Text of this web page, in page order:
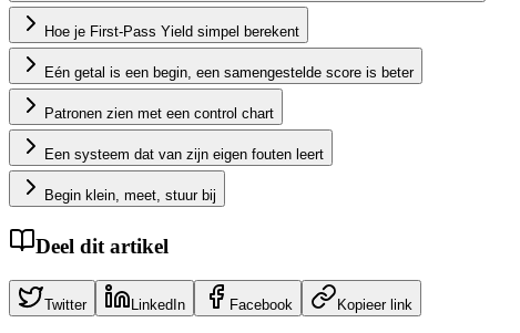
Hoe je First-Pass Yield simpel berekent
Eén getal is een begin, een samengestelde score is beter
Patronen zien met een control chart
Een systeem dat van zijn eigen fouten leert
Begin klein, meet, stuur bij
Deel dit artikel
Twitter LinkedIn Facebook Kopieer link